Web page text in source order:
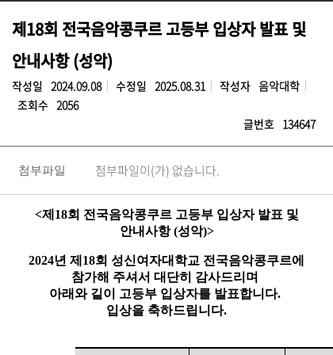
제18회 전국음악콩쿠르 고등부 입상자 발표 및
안내사항 (성악)
작성일 2024.09.08 수정일 2025.08.31 작성자 음악대학
조회수 2056
글번호 134647
첨부파일 첨부파일이(가) 없습니다.
<제18회 전국음악콩쿠르 고등부 입상자 발표 및
안내사항 (성악)>
2024년 제18회 성신여자대학교 전국음악콩쿠르에
참가해 주셔서 대단히 감사드리며
아래와 깉이 고등부 입상자를 발표합니다.
입상을 축하드립니다.